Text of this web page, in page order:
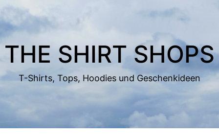
THE SHIRT SHOPS
T-Shirts, Tops, Hoodies und Geschenkideen